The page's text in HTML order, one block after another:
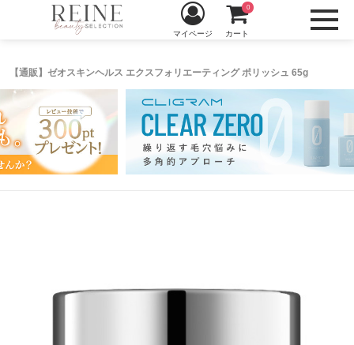
【通販】ゼオスキンヘルス エクスフォリエーティング ポリッシュ 65g
マイページ カート
0